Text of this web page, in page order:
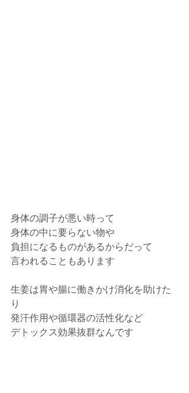
身体の調子が悪い時って
身体の中に要らない物や
負担になるものがあるからだって
言われることもあります
生姜は胃や腸に働きかけ消化を助けた
り
発汗作用や循環器の活性化など
デトックス効果抜群なんです